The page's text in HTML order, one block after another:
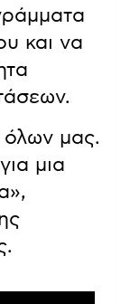
και να
όλων μας.
μια